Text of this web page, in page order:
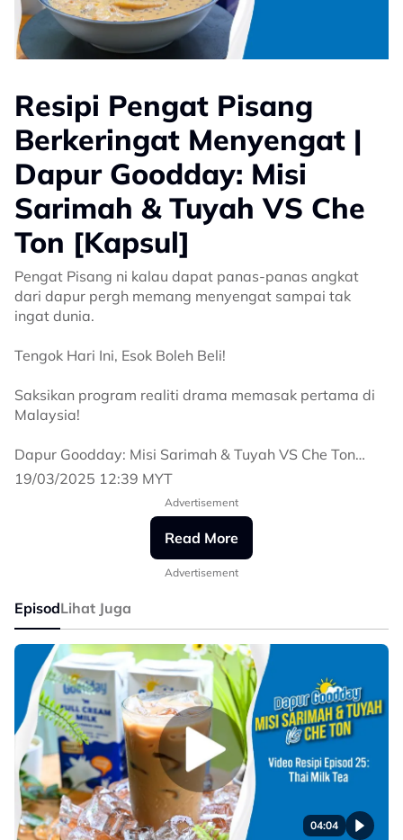
Resipi Pengat Pisang
Berkeringat Menyengat |
Dapur Goodday: Misi
Sarimah & Tuyah VS Che
Ton [Kapsul]
Pengat Pisang ni kalau dapat panas-panas angkat
dari dapur pergh memang menyengat sampai tak
ingat dunia.
Tengok Hari Ini, Esok Boleh Beli!
Saksikan program realiti drama memasak pertama di
Malaysia!
Dapur Goodday: Misi Sarimah & Tuyah VS Che Ton
🗓️ Setiap hari sepanjang Ramadan
📺 Astro Ria, Astro GO & sooka
📍 Bazar Ramadan Stadium Shah Alam
Nak try masak sendiri? Layari
gempak.com/dapurgoodday untuk resipi-resipi yang di
masak!
#DapurGoodday
#MisiSarimahTuyahVSCheTon
#GempakOriginalSeries
19/03/2025 12:39 MYT
Advertisement
Read More
Advertisement
EpisodLihat Juga
04:04